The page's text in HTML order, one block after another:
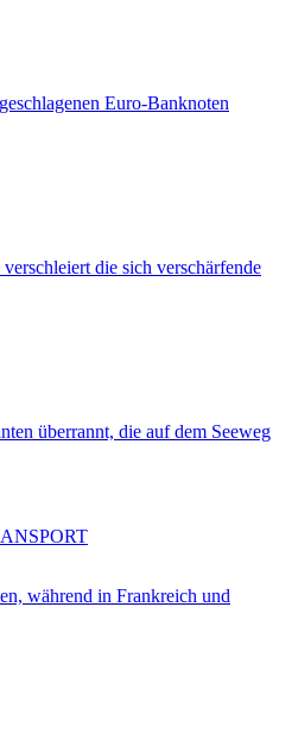
Euro-Banknoten
die sich verschärfende
überrannt, die auf dem Seeweg
während in Frankreich und